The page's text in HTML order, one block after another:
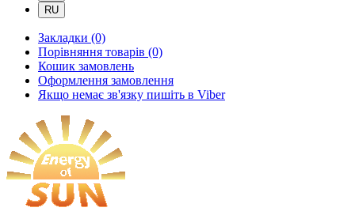
RU
Закладки (0)
Порівняння товарів (0)
Кошик замовлень
Оформлення замовлення
Якщо немає зв'язку пишіть в Viber